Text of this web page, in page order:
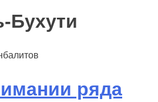
Бухути
ряда